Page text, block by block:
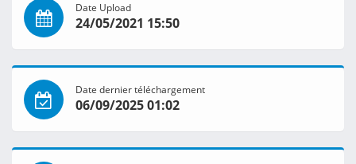
Date Upload
24/05/2021 15:50
Date dernier téléchargement
06/09/2025 01:02